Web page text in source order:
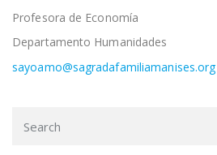
Profesora de Economía
Departamento Humanidades
sayoamo@sagradafamiliamanises.org